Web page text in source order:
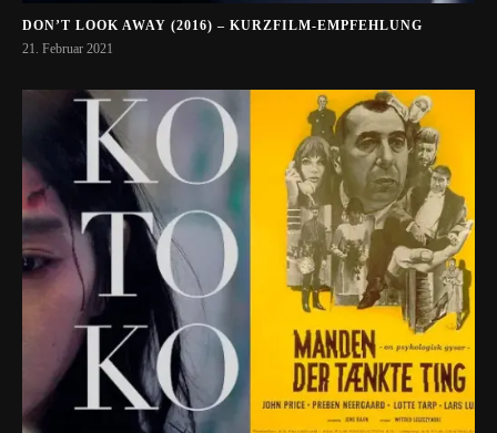
DON’T LOOK AWAY (2016) – KURZFILM-EMPFEHLUNG
21. Februar 2021